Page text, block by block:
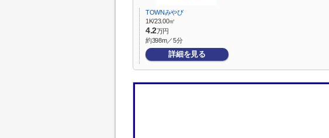
TOWNみやび
1K/23.00㎡
4.2万円
約398m／5分
詳細を見る